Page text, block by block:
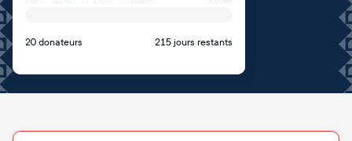
20 donateurs 215 jours restants